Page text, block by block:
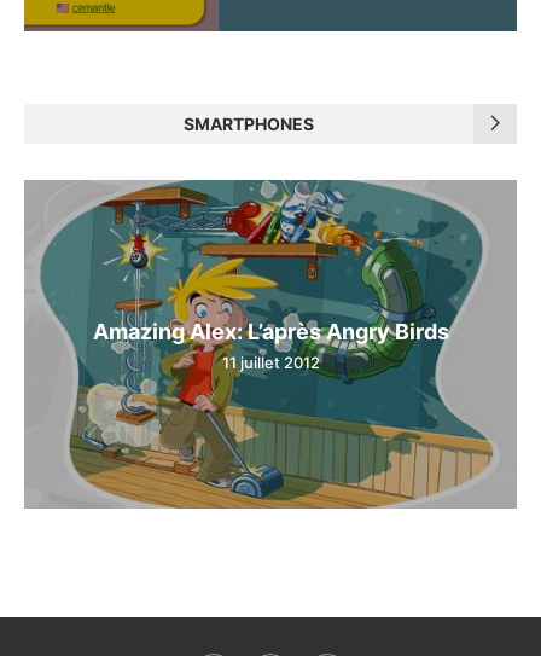
SMARTPHONES
Amazing Alex: L’après Angry Birds
11 juillet 2012